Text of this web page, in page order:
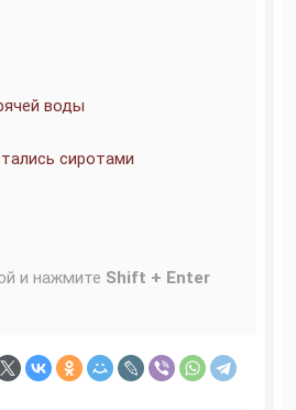
воды
сиротами
и нажмите Shift + Enter